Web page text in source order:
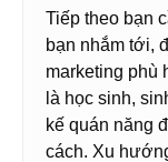
Tiếp theo bạn
bạn nhắm tới,
marketing phù
là học sinh,
kế quán năng
cách. Xu